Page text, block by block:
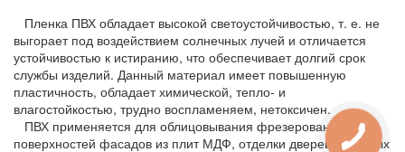
Пленка ПВХ обладает высокой светоустойчивостью, т. е. не
выгорает под воздействием солнечных лучей и отличается
устойчивостью к истиранию, что обеспечивает долгий срок
службы изделий. Данный материал имеет повышенную
пластичность, обладает химической, тепло- и
влагостойкостью, трудно воспламеняем, нетоксичен.
ПВХ применяется для облицовывания фрезерованных
поверхностей фасадов из плит МДФ, отделки дверей, дверных